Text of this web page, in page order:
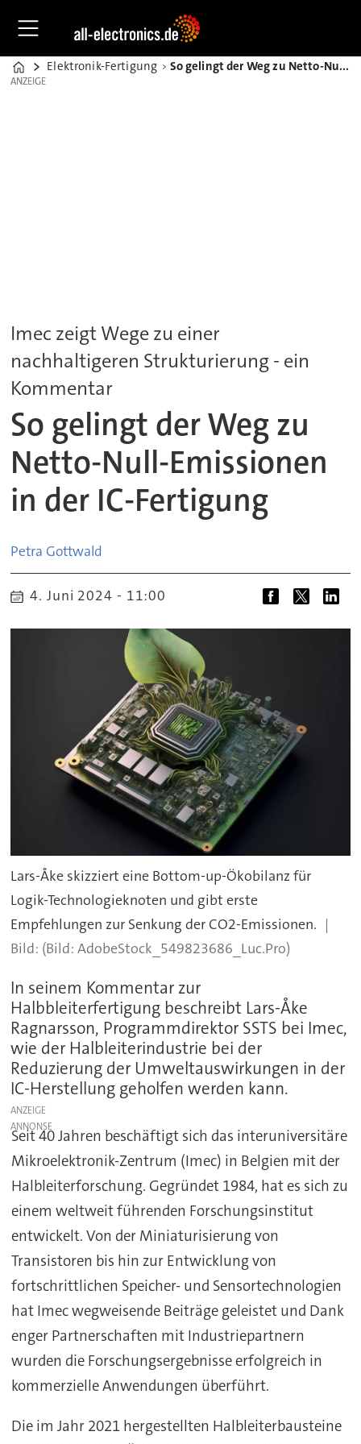
Home
Elektronik-Fertigung So gelingt der Weg zu Netto-Null-Emissionen in der IC-Fertigung
ANZEIGE
ANZEIGE
Imec zeigt Wege zu einer
nachhaltigeren Strukturierung - ein
Kommentar
So gelingt der Weg zu
Netto-Null-Emissionen
in der IC-Fertigung
Petra Gottwald
4. Juni 2024 - 11:00
Lars-Åke skizziert eine Bottom-up-Ökobilanz für
Logik-Technologieknoten und gibt erste
Empfehlungen zur Senkung der CO2-Emissionen.
(Bild: AdobeStock_549823686_Luc.Pro)
In seinem Kommentar zur
Halbbleiterfertigung beschreibt Lars-Åke
Ragnarsson, Programmdirektor SSTS bei Imec,
wie der Halbleiterindustrie bei der
Reduzierung der Umweltauswirkungen in der
IC-Herstellung geholfen werden kann.
ANZEIGE
Seit 40 Jahren beschäftigt sich das interuniversitäre
Mikroelektronik-Zentrum (Imec) in Belgien mit der
Halbleiterforschung. Gegründet 1984, hat es sich zu
einem weltweit führenden Forschungsinstitut
entwickelt. Von der Miniaturisierung von
Transistoren bis hin zur Entwicklung von
fortschrittlichen Speicher- und Sensortechnologien
hat Imec wegweisende Beiträge geleistet und Dank
enger Partnerschaften mit Industriepartnern
wurden die Forschungsergebnisse erfolgreich in
kommerzielle Anwendungen überführt.
Die im Jahr 2021 hergestellten Halbleiterbausteine